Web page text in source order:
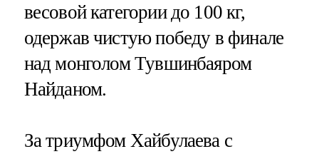
весовой категории до 100 кг,
одержав чистую победу в финале
над монголом Тувшинбаяром
Найданом.
За триумфом Хайбулаева с